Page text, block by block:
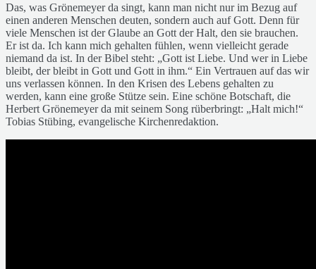
Das, was Grönemeyer da singt, kann man nicht nur im Bezug auf
einen anderen Menschen deuten, sondern auch auf Gott. Denn für
viele Menschen ist der Glaube an Gott der Halt, den sie brauchen.
Er ist da. Ich kann mich gehalten fühlen, wenn vielleicht gerade
niemand da ist. In der Bibel steht: „Gott ist Liebe. Und wer in Liebe
bleibt, der bleibt in Gott und Gott in ihm.“ Ein Vertrauen auf das wir
uns verlassen können. In den Krisen des Lebens gehalten zu
werden, kann eine große Stütze sein. Eine schöne Botschaft, die
Herbert Grönemeyer da mit seinem Song rüberbringt: „Halt mich!“
Tobias Stübing, evangelische Kirchenredaktion.